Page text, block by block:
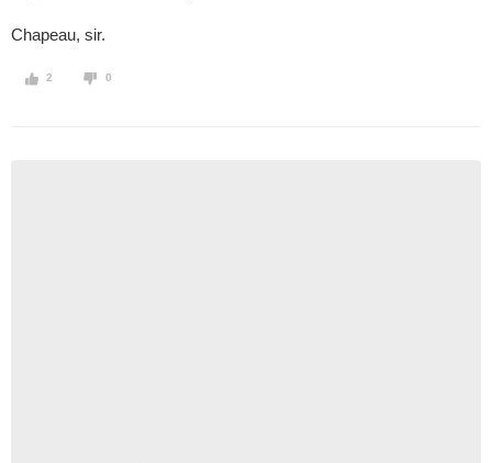
Chapeau, sir.
2 0